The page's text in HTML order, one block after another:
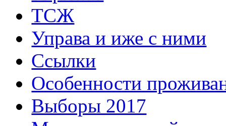
ТСЖ
Управа и иже с ними
Ссылки
Особенности
Выборы 2017